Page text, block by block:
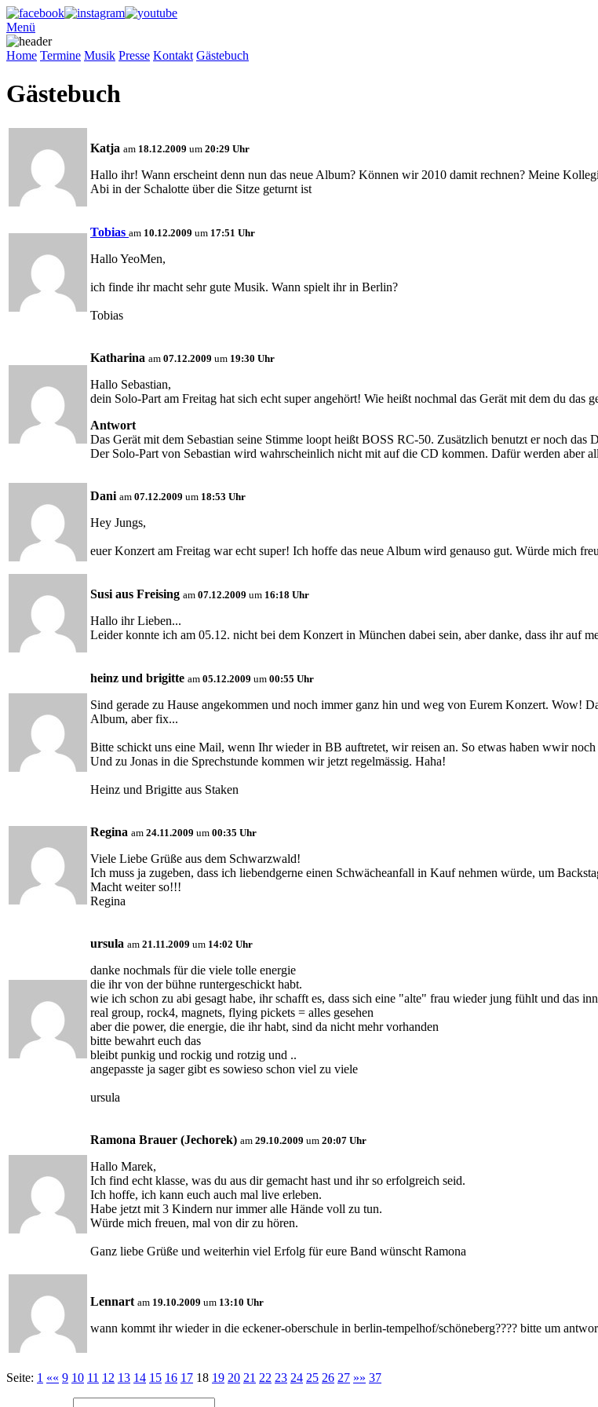
Menü
Home Termine Musik Presse Kontakt Gästebuch
Gästebuch
Katja am 18.12.2009 um 20:29 Uhr
Hallo ihr! Wann erscheint denn nun das neue Album? Können wir 2010 damit rechnen? Meine
Abi in der Schalotte über die Sitze geturnt ist
Tobias am 10.12.2009 um 17:51 Uhr
Hallo YeoMen,
ich finde ihr macht sehr gute Musik. Wann spielt ihr in Berlin?
Tobias
Katharina am 07.12.2009 um 19:30 Uhr
Hallo Sebastian,
dein Solo-Part am Freitag hat sich echt super angehört! Wie heißt nochmal das Gerät mit dem du
Antwort
Das Gerät mit dem Sebastian seine Stimme loopt heißt BOSS RC-50. Zusätzlich benutzt er noch
Der Solo-Part von Sebastian wird wahrscheinlich nicht mit auf die CD kommen. Dafür werden aber
Dani am 07.12.2009 um 18:53 Uhr
Hey Jungs,
euer Konzert am Freitag war echt super! Ich hoffe das neue Album wird genauso gut. Würde mich
Susi aus Freising am 07.12.2009 um 16:18 Uhr
Hallo ihr Lieben...
Leider konnte ich am 05.12. nicht bei dem Konzert in München dabei sein, aber danke, dass ihr auf
heinz und brigitte am 05.12.2009 um 00:55 Uhr
Sind gerade zu Hause angekommen und noch immer ganz hin und weg von Eurem Konzert. Wow!
Album, aber fix...
Bitte schickt uns eine Mail, wenn Ihr wieder in BB auftretet, wir reisen an. So etwas haben wwir
Und zu Jonas in die Sprechstunde kommen wir jetzt regelmässig. Haha!
Heinz und Brigitte aus Staken
Regina am 24.11.2009 um 00:35 Uhr
Viele Liebe Grüße aus dem Schwarzwald!
Ich muss ja zugeben, dass ich liebendgerne einen Schwächeanfall in Kauf nehmen würde, um
Macht weiter so!!!
Regina
ursula am 21.11.2009 um 14:02 Uhr
danke nochmals für die viele tolle energie
die ihr von der bühne runtergeschickt habt.
wie ich schon zu abi gesagt habe, ihr schafft es, dass sich eine "alte" frau wieder jung fühlt und das
real group, rock4, magnets, flying pickets = alles gesehen
aber die power, die energie, die ihr habt, sind da nicht mehr vorhanden
bitte bewahrt euch das
bleibt punkig und rockig und rotzig und ..
angepasste ja sager gibt es sowieso schon viel zu viele
ursula
Ramona Brauer (Jechorek) am 29.10.2009 um 20:07 Uhr
Hallo Marek,
Ich find echt klasse, was du aus dir gemacht hast und ihr so erfolgreich seid.
Ich hoffe, ich kann euch auch mal live erleben.
Habe jetzt mit 3 Kindern nur immer alle Hände voll zu tun.
Würde mich freuen, mal von dir zu hören.
Ganz liebe Grüße und weiterhin viel Erfolg für eure Band wünscht Ramona
Lennart am 19.10.2009 um 13:10 Uhr
wann kommt ihr wieder in die eckener-oberschule in berlin-tempelhof/schöneberg???? bitte um
Seite: 1 «« 9 10 11 12 13 14 15 16 17 18 19 20 21 22 23 24 25 26 27 »» 37